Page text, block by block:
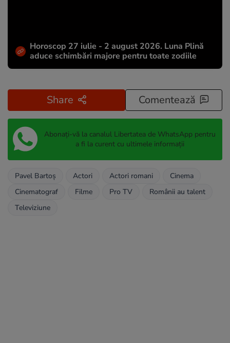
Horoscop 27 iulie - 2 august 2026. Luna Plină
aduce schimbări majore pentru toate zodiile
Share Comentează
Abonați-vă la canalul Libertatea de WhatsApp pentru
a fi la curent cu ultimele informații
Pavel Bartoș Actori Actori romani
Cinema
Cinematograf
Filme Pro TV
Românii au talent
Televiziune